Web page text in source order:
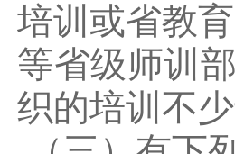
培训或省教
等省级师训
织的培训不